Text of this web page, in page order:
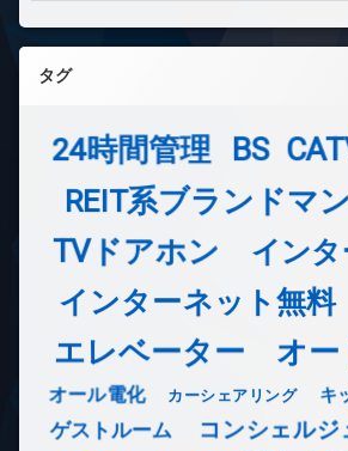
タグ
24時間管理 BS
REIT系ブランドマ
TVドアホン インタ
インターネット無料
エレベーター オー
オール電化 カーシェアリング キ
ゲストルーム コンシェルジ